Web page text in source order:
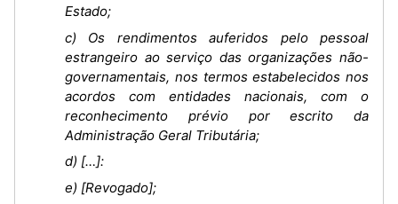
Estado;
c) Os rendimentos auferidos pelo pessoal
estrangeiro ao serviço das organizações não-
governamentais, nos termos estabelecidos nos
acordos com entidades nacionais, com o
reconhecimento prévio por escrito da
Administração Geral Tributária;
d) […]:
e) [Revogado];